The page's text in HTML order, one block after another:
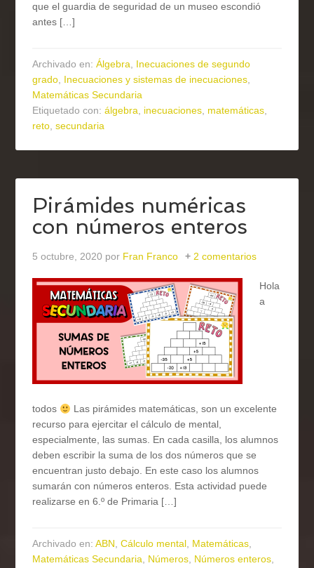
que el guardia de seguridad de un museo escondió
antes […]
Archivado en:Álgebra, Inecuaciones de segundo
grado, Inecuaciones y sistemas de inecuaciones,
Matemáticas Secundaria
Etiquetado con:álgebra, inecuaciones, matemáticas,
reto,secundaria
Pirámides numéricas
con números enteros
5 octubre, 2020 por Fran Franco 2 comentarios
Hola
a
todos
Las pirámides matemáticas, son un excelente
recurso para ejercitar el cálculo de mental,
especialmente, las sumas. En cada casilla, los alumnos
deben escribir la suma de los dos números que se
encuentran justo debajo. En este caso los alumnos
sumarán con números enteros. Esta actividad puede
realizarse en 6.º de Primaria […]
Archivado en:ABN,Cálculo mental, Matemáticas,
Matemáticas Secundaria, Números, Números enteros,